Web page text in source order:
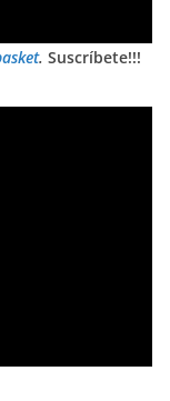
. Suscríbete!!!